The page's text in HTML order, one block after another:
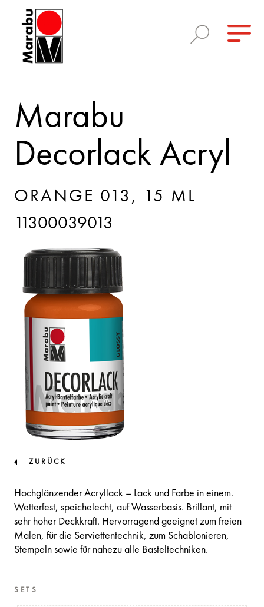
Marabu
Decorlack Acryl
ORANGE 013, 15 ML
11300039013
ZURÜCK
Hochglänzender Acryllack – Lack und Farbe in einem.
Wetterfest, speichelecht, auf Wasserbasis. Brillant, mit
sehr hoher Deckkraft. Hervorragend geeignet zum freien
Malen, für die Serviettentechnik, zum Schablonieren,
Stempeln sowie für nahezu alle Basteltechniken.
SETS